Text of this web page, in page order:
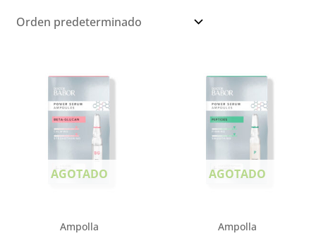
AGOTADO
Ampolla
AGOTADO
Ampolla